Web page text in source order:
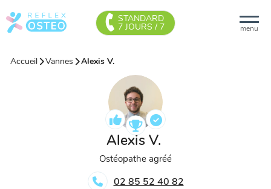
menu
STANDARD
7 JOURS / 7
Accueil Vannes Alexis V.
Alexis V.
Ostéopathe agréé
02 85 52 40 82